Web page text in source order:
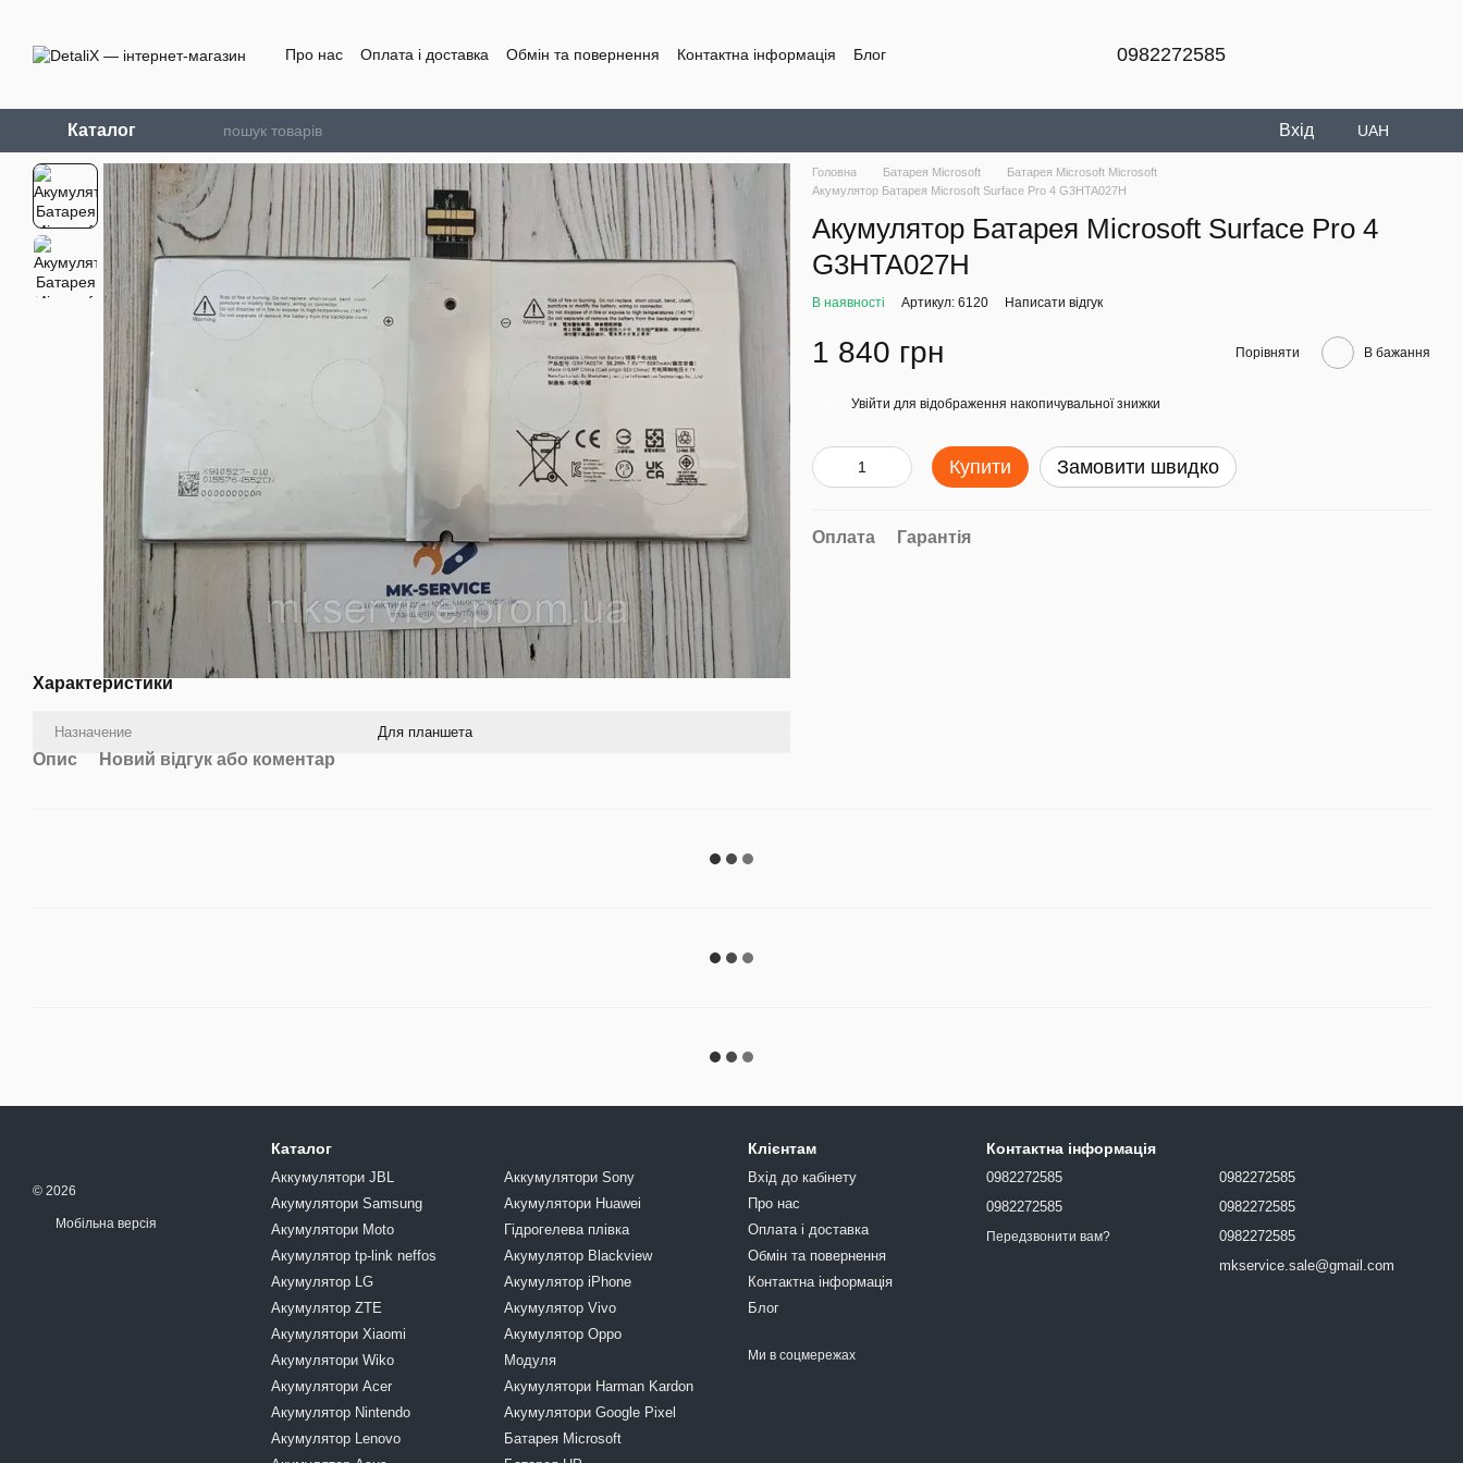
Про нас Оплата і доставка Обмін та повернення Контактна інформація Блог 0982272585
Каталог Вхід UAH
Характеристики
Назначение Для планшета
Опис Новий відгук або коментар
Головна Батарея Microsoft
Батарея Microsoft Microsoft
Акумулятор Батарея Microsoft Surface Pro 4 G3HTA027H
Акумулятор Батарея Microsoft Surface Pro 4
G3HTA027H
В наявності Артикул: 6120 Написати відгук
1 840 грн Порівняти В бажання
Увійти для відображення накопичувальної знижки
Купити Замовити швидко
Оплата Гарантія
© 2026
Мобільна версія
Каталог
Аккумулятори JBL
Акумулятори Samsung
Акумулятори Moto
Акумулятор tp-link neffos
Акумулятор LG
Акумулятор ZTE
Акумулятори Xiaomi
Акумулятори Wiko
Акумулятори Acer
Акумулятор Nintendo
Акумулятор Lenovo
Аккумулятори Sony
Акумулятори Huawei
Гідрогелева плівка
Акумулятор Blackview
Акумулятор iPhone
Акумулятор Vivo
Акумулятор Oppo
Модуля
Акумулятори Harman Kardon
Акумулятори Google Pixel
Батарея Microsoft
Клієнтам
Вхід до кабінету
Про нас
Оплата і доставка
Обмін та повернення
Контактна інформація
Блог
Ми в соцмережах
Контактна інформація
0982272585
0982272585
Передзвонити вам?
0982272585
0982272585
0982272585
mkservice.sale@gmail.com